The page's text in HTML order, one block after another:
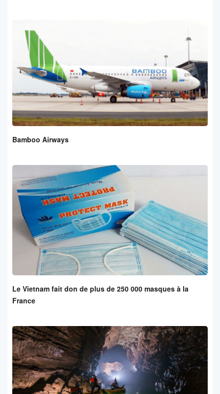
Bamboo Airways
Le Vietnam fait don de plus de 250 000 masques à la
France